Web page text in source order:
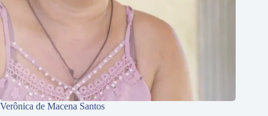
Verônica de Macena Santos